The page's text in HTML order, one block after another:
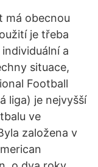
má obecnou
je třeba
a
situace,
Football
liga) je nejvyšší
ve
založena v